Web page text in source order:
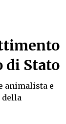
di Stato
animalista e
della